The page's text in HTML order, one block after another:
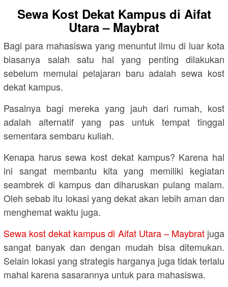
Sewa Kost Dekat Kampus di Aifat
Utara – Maybrat
Bagi para mahasiswa yang menuntut ilmu di luar kota
biasanya salah satu hal yang penting dilakukan
sebelum memulai pelajaran baru adalah sewa kost
dekat kampus.
Pasalnya bagi mereka yang jauh dari rumah, kost
adalah alternatif yang pas untuk tempat tinggal
sementara sembaru kuliah.
Kenapa harus sewa kost dekat kampus? Karena hal
ini sangat membantu kita yang memiliki kegiatan
seambrek di kampus dan diharuskan pulang malam.
Oleh sebab itu lokasi yang dekat akan lebih aman dan
menghemat waktu juga.
Sewa kost dekat kampus di Aifat Utara – Maybratjuga
sangat banyak dan dengan mudah bisa ditemukan.
Selain lokasi yang strategis harganya juga tidak terlalu
mahal karena sasarannya untuk para mahasiswa.